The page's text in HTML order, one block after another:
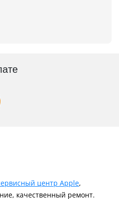
центр Apple,
качественный ремонт.